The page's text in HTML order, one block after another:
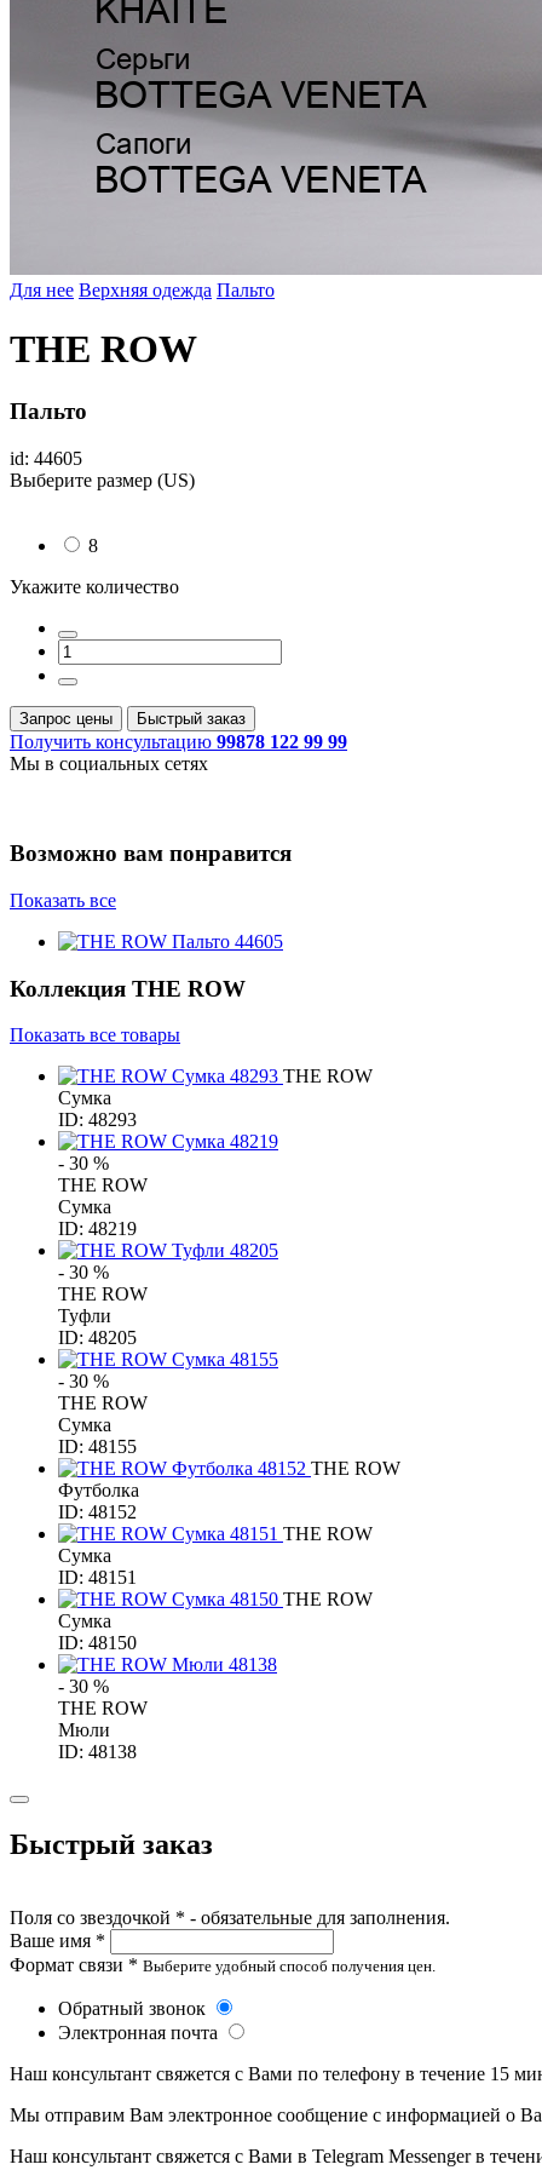
Для нее Верхняя одежда Пальто
THE ROW
Пальто
id: 44605
Выберите размер (US)
8
Укажите количество
Запрос цены Быстрый заказ
Получить консультацию 99878 122 99 99
Мы в социальных сетях
Возможно вам понравится
Показать все
Коллекция THE ROW
Показать все товары
THE ROW
Сумка
ID: 48293
- 30 %
THE ROW
Сумка
ID: 48219
- 30 %
THE ROW
Туфли
ID: 48205
- 30 %
THE ROW
Сумка
ID: 48155
THE ROW
Футболка
ID: 48152
THE ROW
Сумка
ID: 48151
THE ROW
Сумка
ID: 48150
- 30 %
THE ROW
Мюли
ID: 48138
Быстрый заказ
Поля со звездочкой * - обязательные для заполнения.
Ваше имя *
Формат связи * Выберите удобный способ получения цен.
Обратный звонок
Электронная почта
Наш консультант свяжется с Вами по телефону в течение 15
Мы отправим Вам электронное сообщение с информацией о
Наш консультант свяжется с Вами в Telegram Messenger в